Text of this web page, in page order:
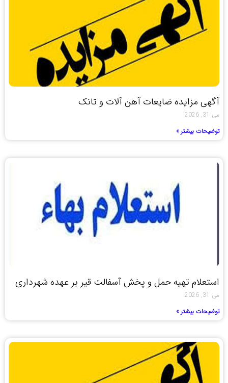
آگهی مزایده ضایعات آهن آلات و تانک
می 31, 2026
توضیحات بیشتر »
استعلام تهیه حمل و پخش آسفالت قیر بر عهده شهرداری
می 31, 2026
توضیحات بیشتر »